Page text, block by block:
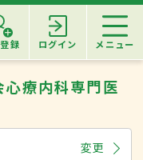
録 ログイン メニュー
療内科専門医
変更